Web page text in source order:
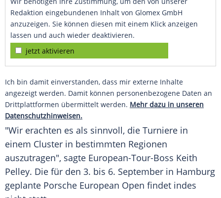
Redaktion eingebundenen Inhalt von Glomex GmbH
anzuzeigen. Sie können diesen mit einem Klick anzeigen
lassen und auch wieder deaktivieren.
jetzt aktivieren
Ich bin damit einverstanden, dass mir externe Inhalte
angezeigt werden. Damit können personenbezogene Daten an
Drittplattformen übermittelt werden. Mehr dazu in unseren
Datenschutzhinweisen.
"Wir erachten es als sinnvoll, die Turniere in
einem Cluster in bestimmten Regionen
auszutragen", sagte European-Tour-Boss Keith
Pelley. Die für den 3. bis 6. September in Hamburg
geplante Porsche European Open findet indes